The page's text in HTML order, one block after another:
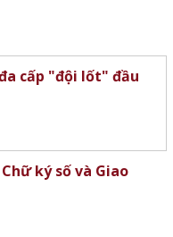
cấp "đội lốt" đầu
ký số và Giao